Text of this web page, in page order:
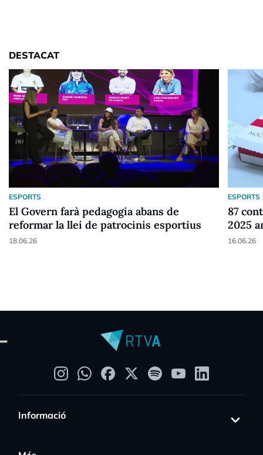
DESTACAT
ESPORTS
El Govern farà pedagogia abans de
reformar la llei de patrocinis esportius
18.06.26
ESPORTS
87
2025
16.06.26
Informació